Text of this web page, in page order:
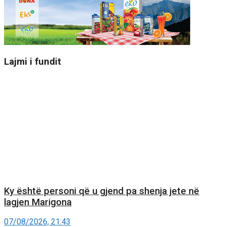
Lajmi i fundit
Ky është personi që u gjend pa shenja jete në
lagjen Marigona
07/08/2026, 21:43